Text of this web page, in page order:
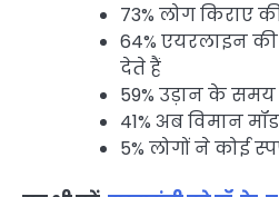
73% लोग किराए
64% एयरलाइन की
देते हैं
59% उड़ान के
41% अब विमान
5% लोगों ने कोई